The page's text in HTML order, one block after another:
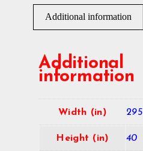
Additional information
Additional
information
Width (in) 295
Height (in) 40